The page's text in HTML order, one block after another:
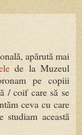
apărută mai
de la Muzeul
pe copiii
/ coif care să se
ceva cu care
această